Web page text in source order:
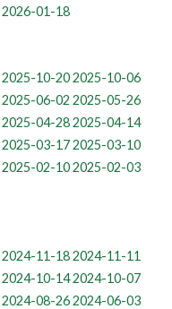
2026-01-18
2025-10-202025-10-06
2025-06-02 2025-05-26
2025-04-282025-04-14
2025-03-172025-03-10
2025-02-102025-02-03
2024-11-182024-11-11
2024-10-142024-10-07
2024-08-262024-06-03